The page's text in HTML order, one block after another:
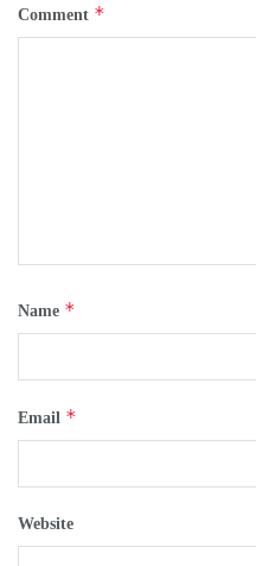
Comment *
Name *
Email *
Website